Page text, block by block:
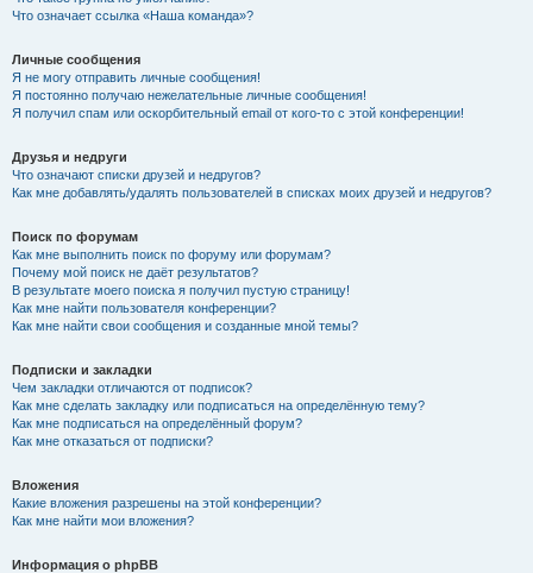
Что означает ссылка «Наша команда»?
Личные сообщения
Я не могу отправить личные сообщения!
Я постоянно получаю нежелательные личные сообщения!
Я получил спам или оскорбительный email от кого-то с этой конференции!
Друзья и недруги
Что означают списки друзей и недругов?
Как мне добавлять/удалять пользователей в списках моих друзей и недругов?
Поиск по форумам
Как мне выполнить поиск по форуму или форумам?
Почему мой поиск не даёт результатов?
В результате моего поиска я получил пустую страницу!
Как мне найти пользователя конференции?
Как мне найти свои сообщения и созданные мной темы?
Подписки и закладки
Чем закладки отличаются от подписок?
Как мне сделать закладку или подписаться на определённую тему?
Как мне подписаться на определённый форум?
Как мне отказаться от подписки?
Вложения
Какие вложения разрешены на этой конференции?
Как мне найти мои вложения?
Информация о phpBB